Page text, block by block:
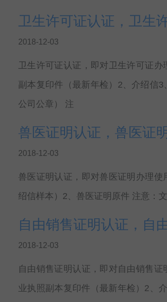
卫生许可证认证，卫生
2018-12-03
卫生许可证认证，即对卫生许可证
副本复印件（最新年检）2、介绍信
公司公章） 注
兽医证明认证，兽医证
2018-12-03
兽医证明认证，即对兽医证明办理
绍信样本）2、兽医证明原件 注意：
自由销售证明认证，自
2018-12-03
自由销售证明认证，即对自由销售
业执照副本复印件（最新年检）2、